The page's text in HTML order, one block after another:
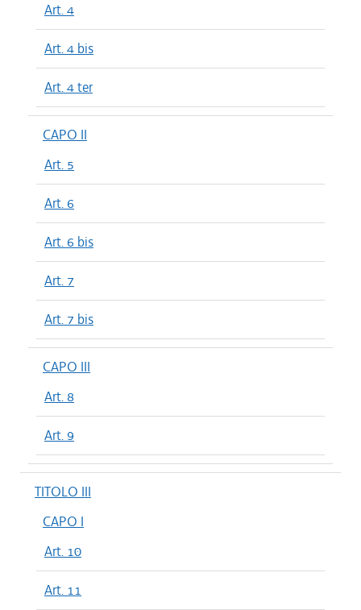
Art. 4
Art. 4 bis
Art. 4 ter
CAPO II
Art. 5
Art. 6
Art. 6 bis
Art. 7
Art. 7 bis
CAPO III
Art. 8
Art. 9
TITOLO III
CAPO I
Art. 10
Art. 11